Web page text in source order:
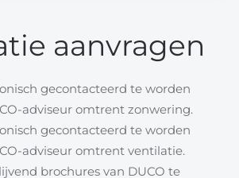
aanvragen
gecontacteerd te worden
adviseur omtrent zonwering.
gecontacteerd te worden
adviseur omtrent ventilatie.
brochures van DUCO te